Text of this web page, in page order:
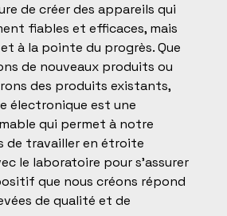
de créer des appareils qui
fiables et efficaces, mais
à la pointe du progrès. Que
de nouveaux produits ou
des produits existants,
électronique est une
qui permet à notre
de travailler en étroite
le laboratoire pour s'assurer
que nous créons répond
de qualité et de